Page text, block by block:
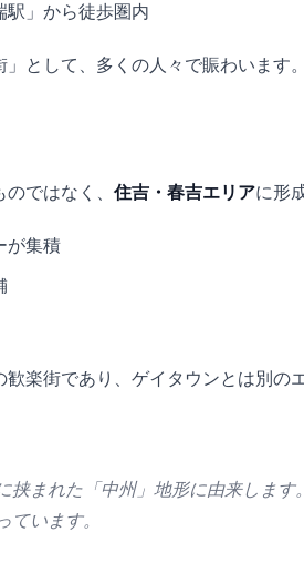
駅」から徒歩圏内
として、多くの人々で賑わいま
ではなく、 住吉・春吉エリアに形
が集積
楽街であり、ゲイタウンとは別
挟まれた「中州」地形に由来しま
ています。